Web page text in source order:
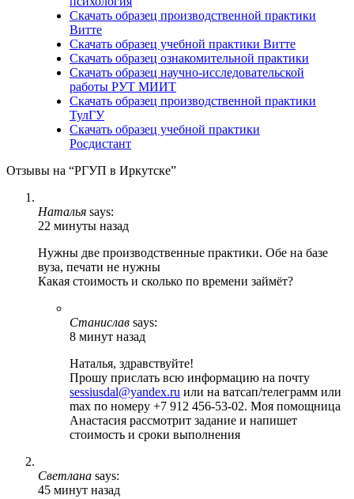
Скачать образец производственной практики
Витте
Скачать образец учебной практики Витте
Скачать образец ознакомительной практики
Скачать образец научно-исследовательской
работы РУТ МИИТ
Скачать образец производственной практики
ТулГУ
Скачать образец учебной практики
Росдистант
Отзывы на “РГУП в Иркутске”
Наталья says:
22 минуты назад
Нужны две производственные практики. Обе на базе
вуза, печати не нужны
Какая стоимость и сколько по времени займёт?
Станислав says:
8 минут назад
Наталья, здравствуйте!
Прошу прислать всю информацию на почту
sessiusdal@yandex.ru или на ватсап/телеграмм или
max по номеру +7 912 456-53-02. Моя помощница
Анастасия рассмотрит задание и напишет
стоимость и сроки выполнения
Светлана says:
45 минут назад